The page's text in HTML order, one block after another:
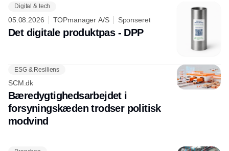
Digital & tech
05.08.2026 TOPmanager A/S Sponseret
Det digitale produktpas - DPP
ESG & Resiliens
SCM.dk
Bæredygtighedsarbejdet i
forsyningskæden trodser politisk
modvind